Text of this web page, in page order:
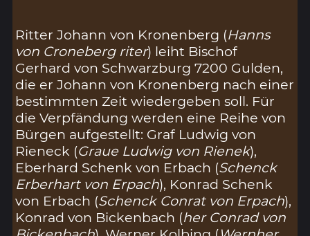
Ritter Johann von Kronenberg (Hanns
von Croneberg riter) leiht Bischof
Gerhard von Schwarzburg 7200 Gulden,
die er Johann von Kronenberg nach einer
bestimmten Zeit wiedergeben soll. Für
die Verpfändung werden eine Reihe von
Bürgen aufgestellt: Graf Ludwig von
Rieneck (Graue Ludwig von Rienek),
Eberhard Schenk von Erbach (Schenck
Erberhart von Erpach), Konrad Schenk
von Erbach (Schenck Conrat von Erpach),
Konrad von Bickenbach (her Conrad von